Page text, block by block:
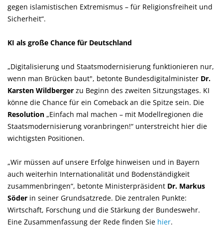
gegen islamistischen Extremismus – für Religionsfreiheit und
Sicherheit“.
KI als große Chance für Deutschland
Digitalisierung und Staatsmodernisierung funktionieren nur,
wenn man Brücken baut", betonte Bundesdigitalminister Dr.
Karsten Wildberger zu Beginn des zweiten Sitzungstages. KI
könne die Chance für ein Comeback an die Spitze sein. Die
Resolution Einfach mal machen – mit Modellregionen die
Staatsmodernisierung voranbringen!“ unterstreicht hier die
wichtigsten Positionen.
Wir müssen auf unsere Erfolge hinweisen und in Bayern
auch weiterhin Internationalität und Bodenständigkeit
zusammenbringen“, betonte Ministerpräsident Dr. Markus
Söder in seiner Grundsatzrede. Die zentralen Punkte:
Wirtschaft, Forschung und die Stärkung der Bundeswehr.
Eine Zusammenfassung der Rede finden Sie hier.